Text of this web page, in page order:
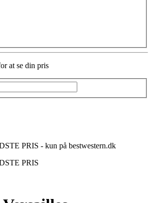
at se din pris
PRIS - kun på bestwestern.dk
PRIS